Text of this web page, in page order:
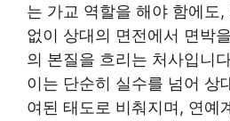
는 가교 역할을 해야 함에도
없이 상대의 면전에서 면박
의 본질을 흐리는 처사입니
이는 단순히 실수를 넘어 상
여된 태도로 비춰지며, 연예